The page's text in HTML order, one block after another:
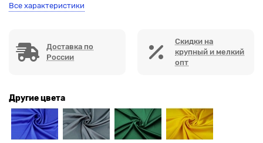
Все характеристики
Доставка по
России
Скидки на
крупный и мелкий
опт
Другие цвета